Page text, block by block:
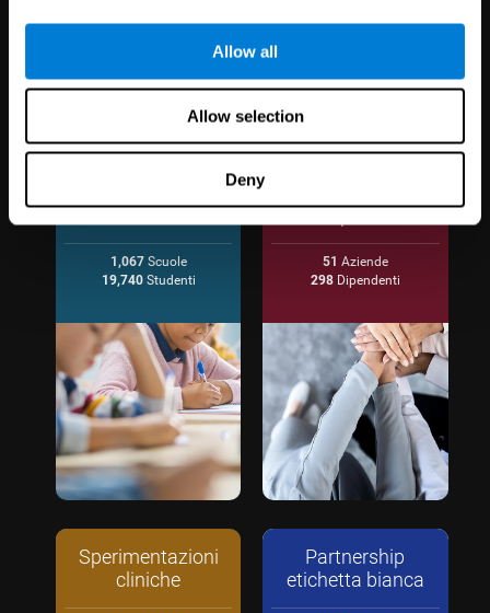
Allow all
Allow selection
Deny
1,067Scuole
19,740Studenti
dei dipendenti
51 Aziende
298Dipendenti
Sperimentazioni
cliniche
Partnership
etichetta bianca